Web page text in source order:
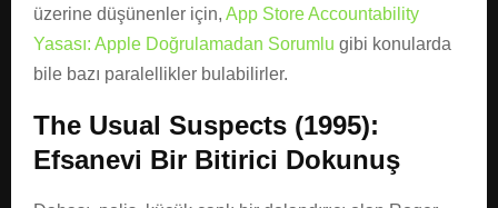
üzerine düşünenler için, App Store Accountability
Yasası: Apple Doğrulamadan Sorumlu gibi konularda
bile bazı paralellikler bulabilirler.
The Usual Suspects (1995):
Efsanevi Bir Bitirici Dokunuş